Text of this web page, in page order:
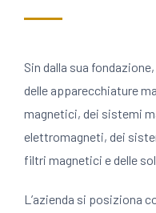
Sin dalla sua
delle apparecchiature
magnetici, dei sistemi
elettromagneti, dei
filtri magnetici e delle
L’azienda si posiziona